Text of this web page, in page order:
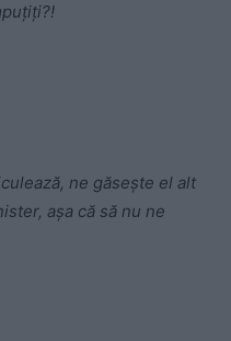
ne găseşte el alt
aşa că să nu ne